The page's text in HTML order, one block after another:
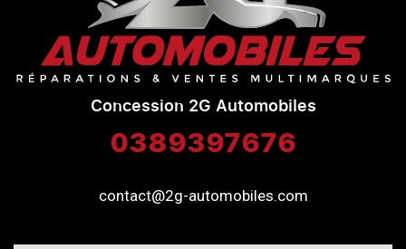
Concession 2G Automobiles
0389397676
contact@2g-automobiles.com